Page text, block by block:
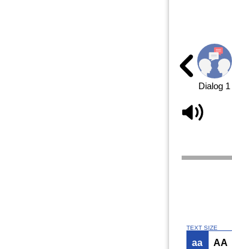
Dialog 1
TEXT SIZE
aa AA